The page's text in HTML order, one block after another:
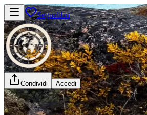
Segnalibri
Condividi Accedi